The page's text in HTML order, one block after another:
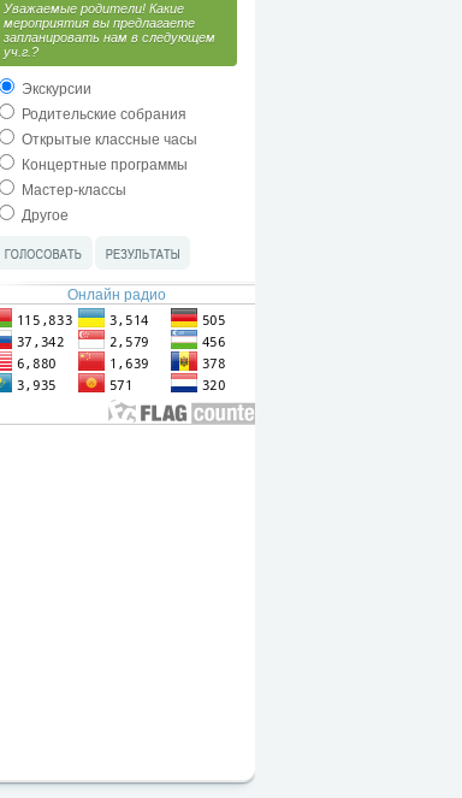
Уважаемые родители! Какие
мероприятия вы предлагаете
запланировать нам в следующем
уч.г.?
Экскурсии
Родительские собрания
Открытые классные часы
Концертные программы
Мастер-классы
Другое
Онлайн радио